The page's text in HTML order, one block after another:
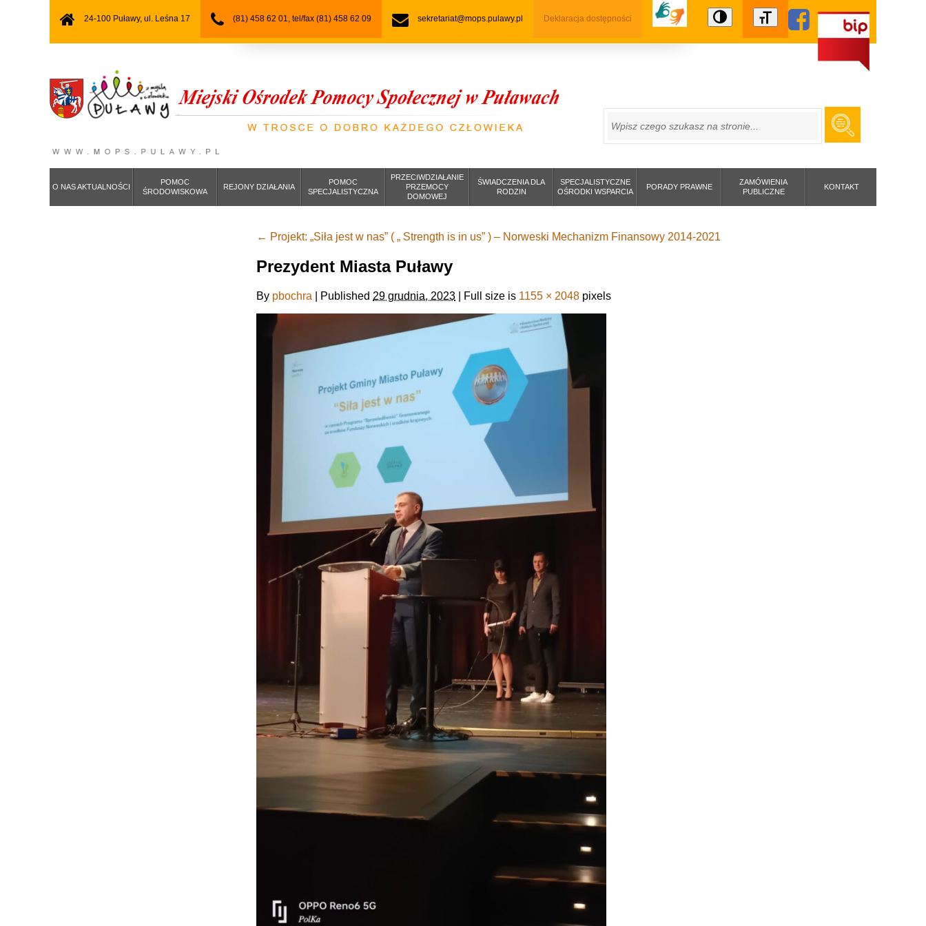
24-100 Puławy, ul. Leśna 17 (81) 458 62 01, tel/fax (81) 458 62 09 sekretariat@mops.pulawy.pl Deklaracja dostępności
SZUKAJ
O NAS AKTUALNOŚCI
POMOC
ŚRODOWISKOWA
REJONY DZIAŁANIA
POMOC
SPECJALISTYCZNA
PRZECIWDZIAŁANIE
PRZEMOCY
DOMOWEJ
ŚWIADCZENIA DLA
RODZIN
SPECJALISTYCZNE
OŚRODKI WSPARCIA
PORADY PRAWNE
ZAMÓWIENIA
PUBLICZNE
KONTAKT
← Projekt: „Siła jest w nas” ( „ Strength is in us” ) – Norweski Mechanizm Finansowy 2014-2021
Prezydent Miasta Puławy
By pbochra Published 29 grudnia, 2023 Full size is 1155 × 2048 pixels